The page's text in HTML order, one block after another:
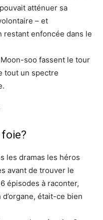
atténuer sa
– et
restant enfoncée dans le
soo fassent le tour
tout un spectre
les dramas les héros
avant de trouver le
épisodes à raconter,
était-ce bien